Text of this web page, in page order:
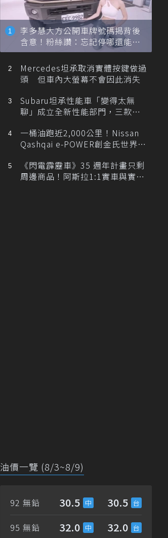
李多慧大方公開車牌號碼揭背後
含意！粉絲讚：忘記停哪還能幫
忙找車
Mercedes坦承取消實體按鍵做過
頭 但車內大螢幕不會因此消失
Subaru坦承性能車「變得太無
聊」成立全新性能部門，三款手
一桶油跑近2,000公里！Nissan
Qashqai e-POWER創金氏世界紀
《閃電霹靂車》35 週年計畫只剩
周邊商品！阿斯拉1:1實車與實體
油價一覽 (8/3~8/9)
92 無鉛 30.5 30.5
95 無鉛 32.0 32.0